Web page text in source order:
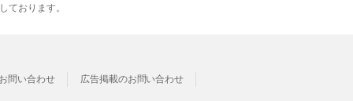
ております。
問い合わせ 広告掲載のお問い合わせ